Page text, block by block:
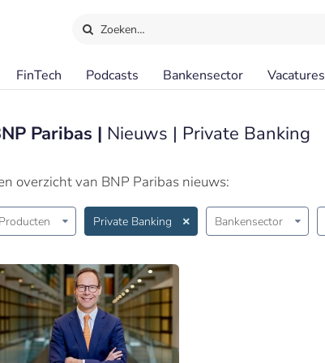
Zoeken…
FinTech Podcasts Bankensector Vacatures
Paribas | Nieuws | Private Banking
overzicht van BNP Paribas nieuws:
Producten Private Banking Bankensector